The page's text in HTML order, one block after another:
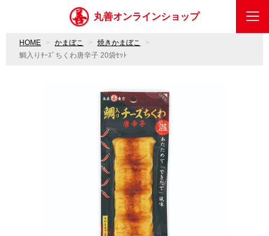
丸善オンラインショップ
HOME かまぼこ
焼きかまぼこ
鯛入りﾁｰｽﾞちくわ唐辛子 20袋ｾｯﾄ